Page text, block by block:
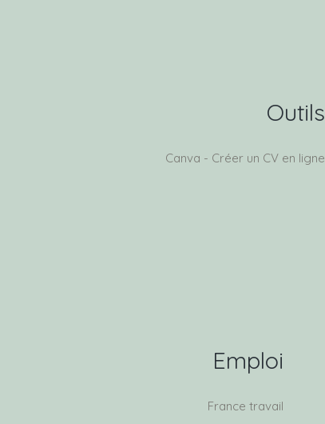
Outils
Canva - Créer un CV en ligne
Emploi
France travail